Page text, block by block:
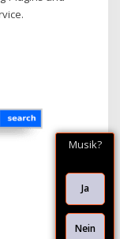
Musik?
Ja
Nein